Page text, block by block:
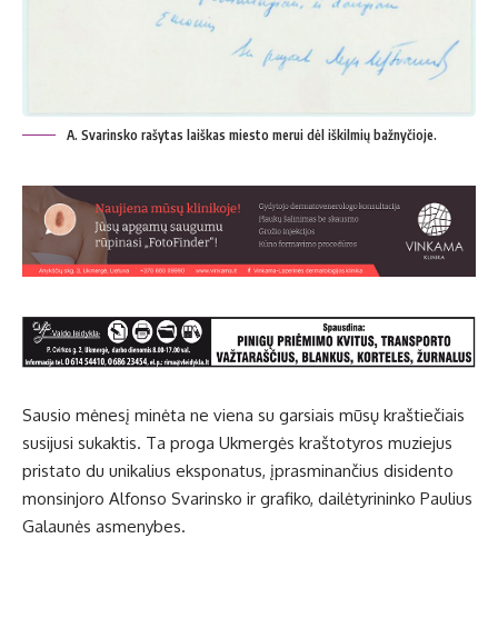
A. Svarinsko rašytas laiškas miesto merui dėl iškilmių bažnyčioje.
Sausio mėnesį minėta ne viena su garsiais mūsų kraštiečiais
susijusi sukaktis. Ta proga Ukmergės kraštotyros muziejus
pristato du unikalius eksponatus, įprasminančius disidento
monsinjoro Alfonso Svarinsko ir grafiko, dailėtyrininko Paulius
Galaunės asmenybes.